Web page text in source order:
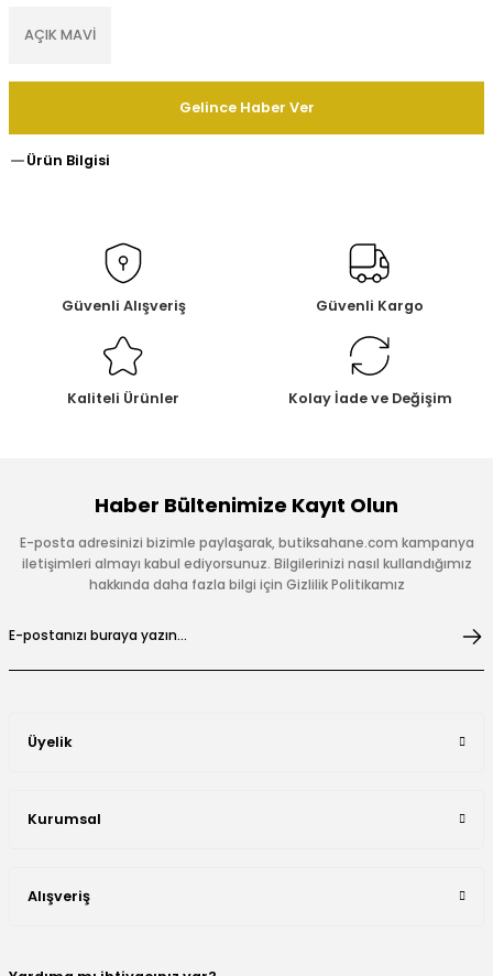
AÇIK MAVİ
Gelince Haber Ver
Ürün Bilgisi
Güvenli Alışveriş Güvenli Kargo
Kaliteli Ürünler Kolay İade ve Değişim
Haber Bültenimize Kayıt Olun
E-posta adresinizi bizimle paylaşarak, butiksahane.com kampanya
iletişimleri almayı kabul ediyorsunuz. Bilgilerinizi nasıl kullandığımız
hakkında daha fazla bilgi için Gizlilik Politikamız
Üyelik
Kurumsal
Alışveriş